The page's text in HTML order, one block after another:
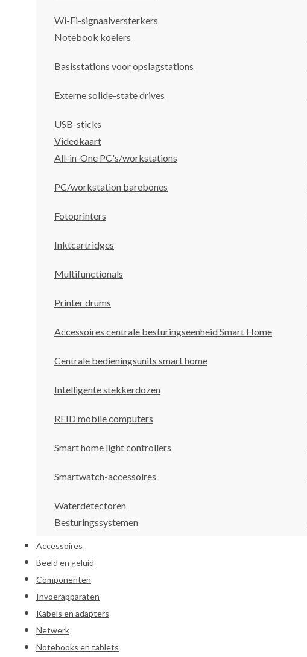
Wi-Fi-signaalversterkers
Notebook koelers
Basisstations voor opslagstations
Externe solide-state drives
USB-sticks
Videokaart
All-in-One PC's/workstations
PC/workstation barebones
Fotoprinters
Inktcartridges
Multifunctionals
Printer drums
Accessoires centrale besturingseenheid Smart Home
Centrale bedieningsunits smart home
Intelligente stekkerdozen
RFID mobile computers
Smart home light controllers
Smartwatch-accessoires
Waterdetectoren
Besturingssystemen
Accessoires
Beeld en geluid
Componenten
Invoerapparaten
Kabels en adapters
Netwerk
Notebooks en tablets